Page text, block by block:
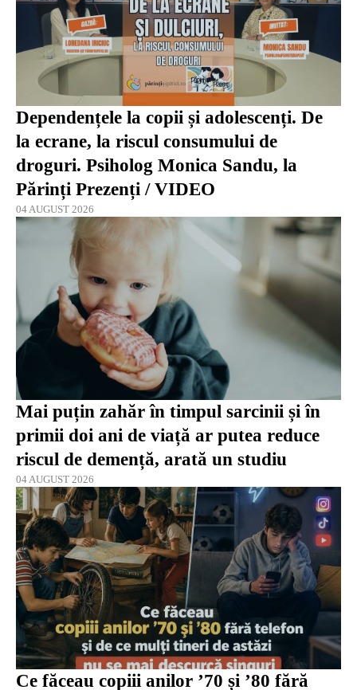
Dependențele la copii și adolescenți. De
la ecrane, la riscul consumului de
droguri. Psiholog Monica Sandu, la
Părinți Prezenți / VIDEO
04 AUGUST 2026
Mai puțin zahăr în timpul sarcinii și în
primii doi ani de viață ar putea reduce
riscul de demență, arată un studiu
04 AUGUST 2026
Ce făceau copiii anilor ’70 și ’80 fără